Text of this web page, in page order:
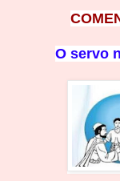
O servo